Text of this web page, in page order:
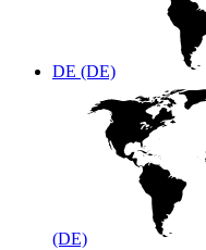
DE (DE)
(DE)